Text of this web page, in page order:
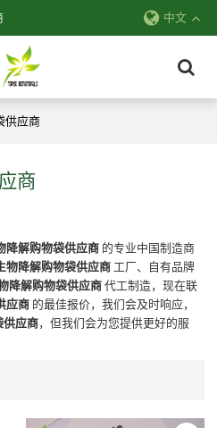
中文
供应商
商
降解购物袋供应商 的专业中国制造商
物降解购物袋供应商工厂、自有品牌
降解购物袋供应商代工制造，现在联
应商 的最佳报价，我们会及时响应，
供应商，但我们会为您提供更好的服